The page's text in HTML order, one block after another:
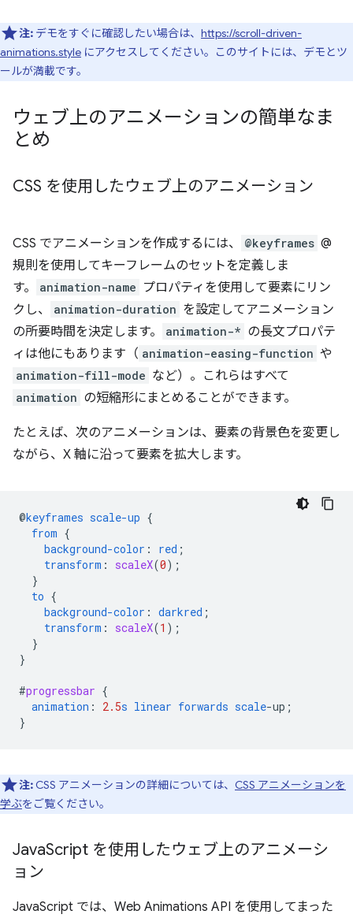
注: デモをすぐに確認したい場合は、 https://scroll-driven-
animations.style にアクセスしてください。このサイトには、デモとツ
ールが満載です。
ウェブ上のアニメーションの簡単なま
とめ
CSS を使用したウェブ上のアニメーション
CSS でアニメーションを作成するには、 @keyframes @
規則を使用してキーフレームのセットを定義しま
す。
animation-name プロパティを使用して要素にリン
クし、
animation-duration を設定してアニメーション
の所要時間を決定します。
animation-* の長文プロパテ
ィは他にもあります（ animation-easing-function や
animation-fill-mode など）。これらはすべて
animation の短縮形にまとめることができます。
たとえば、次のアニメーションは、要素の背景色を変更し
ながら、X 軸に沿って要素を拡大します。
@keyframes scale-up {
from {
background-color : red ;
transform : scaleX(0);
}
to {
background-color : darkred ;
transform : scaleX(1 );
}
}
#progressbar {
animation : 2.5s linear forwards scale-up ;
}
注: CSS アニメーションの詳細については、 CSS アニメーションを
学ぶをご覧ください。
JavaScript を使用したウェブ上のアニメーシ
ョン
JavaScript では、Web Animations API を使用してまった